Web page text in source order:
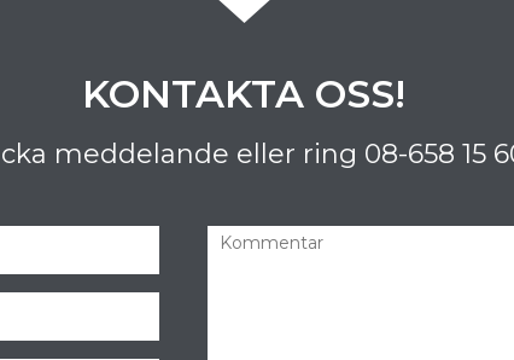
KONTAKTA OSS!
meddelande eller ring 08-658 15